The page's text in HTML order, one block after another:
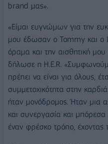
brand μας».
«Είμαι ευγνώμων για την
μου έδωσαν ο Tommy και
όραμα και την αισθητική
δήλωσε η H.E.R.
πρέπει να είναι για όλους,
συμμετοχικότητα στην
ήταν μονόδρομος. Ήταν μια
και συνεργασία και
έναν φρέσκο τρόπο,